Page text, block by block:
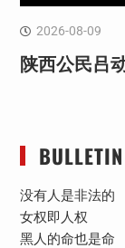
2026-08-09
陕西公民吕
没有人是非法的
女权即人权
黑人的命也是命